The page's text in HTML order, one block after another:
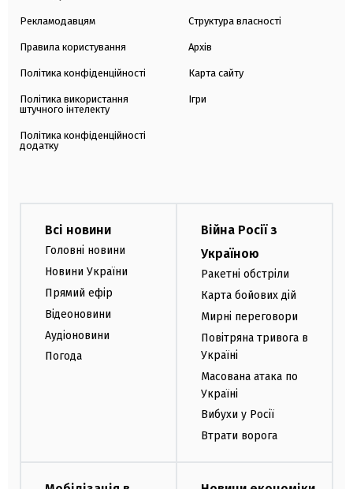
Рекламодавцям
Правила користування
Політика конфіденційності
Політика використання
штучного інтелекту
Політика конфіденційності
додатку
Структура власності
Архів
Карта сайту
Ігри
Всі новини
Головні новини
Новини України
Прямий ефір
Відеоновини
Аудіоновини
Погода
Війна Росії з
Україною
Ракетні обстріли
Карта бойових дій
Мирні переговори
Повітряна тривога в
Україні
Масована атака по
Україні
Вибухи у Росії
Втрати ворога